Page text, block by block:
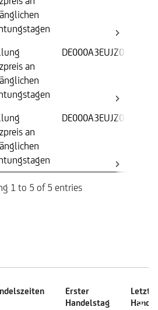
an
DE000A3EUJZ0
an
DE000A3EUJZ0
1 to 5 of 5 entries
Erster
Handelstag
Letzter